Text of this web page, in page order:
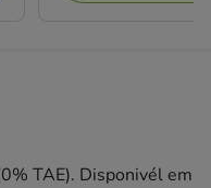
TAE). Disponivél em